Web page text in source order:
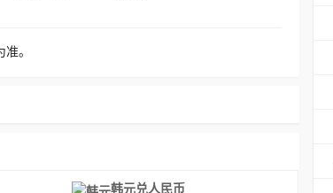
。
韩元兑人民币